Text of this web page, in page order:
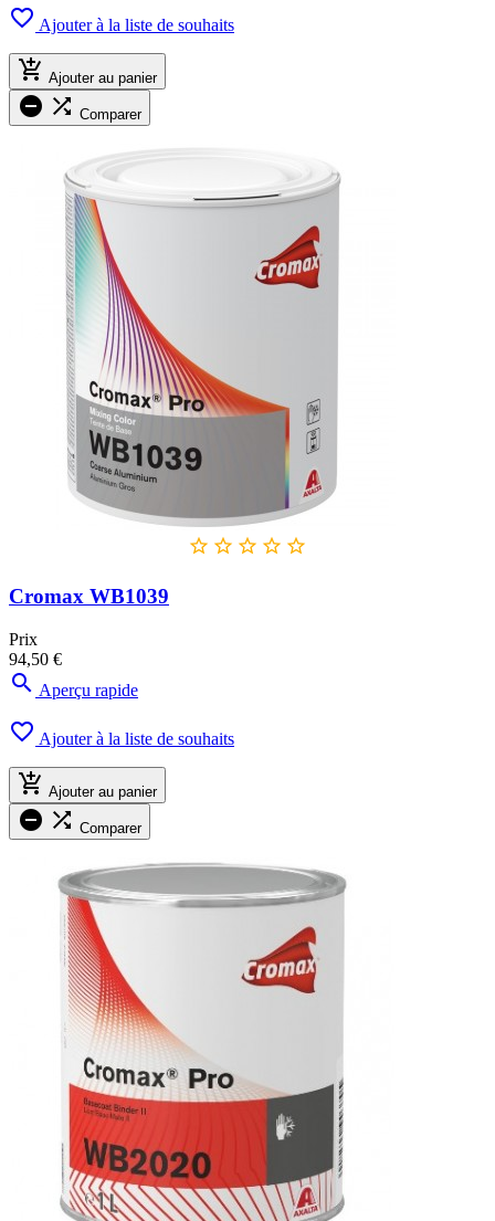
 Ajouter à la liste de souhaits
 Ajouter au panier
  Comparer
    
Cromax WB1039
Prix
94,50 €
 Aperçu rapide
 Ajouter à la liste de souhaits
 Ajouter au panier
  Comparer